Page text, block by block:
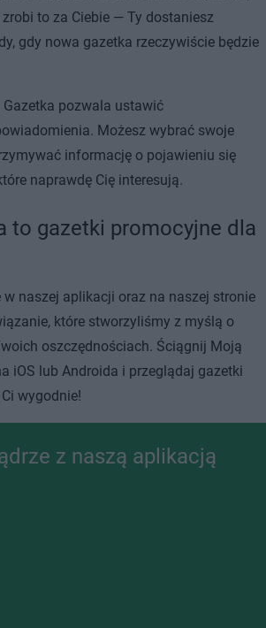
to za Ciebie — Ty dostaniesz
gdy nowa gazetka rzeczywiście będzie
pozwala ustawić
Możesz wybrać swoje
informację o pojawieniu się
naprawdę Cię interesują.
to gazetki promocyjne dla
w naszej aplikacji oraz na naszej stronie
które stworzyliśmy z myślą o
oszczędnościach. Ściągnij Moją
iOS lub Androida i przeglądaj gazetki
wygodnie!
z naszą aplikacją